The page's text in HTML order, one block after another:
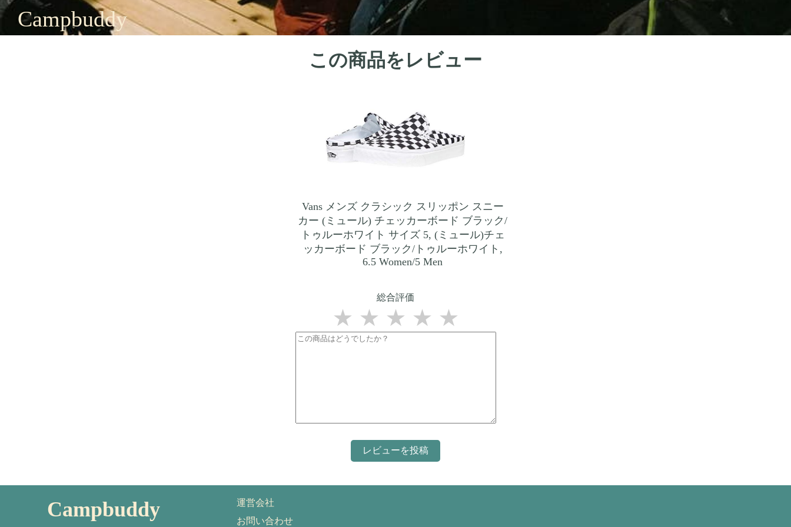
Campbuddy
この商品をレビュー
Vans メンズ クラシック スリッポン スニー
カー (ミュール) チェッカーボード ブラック/
トゥルーホワイト サイズ 5, (ミュール)チェ
ッカーボード ブラック/トゥルーホワイト,
6.5 Women/5 Men
総合評価
★
★
★
★
★
Campbuddy
運営会社
お問い合わせ